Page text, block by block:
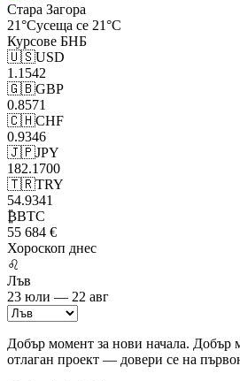
Стара Загора
21°Cусеща се 21°C
Курсове БНБ
🇺🇸USD
1.1542
🇬🇧GBP
0.8571
🇨🇭CHF
0.9346
🇯🇵JPY
182.1700
🇹🇷TRY
54.9341
₿BTC
55 684 €
Хороскоп днес
♌
Лъв
23 юли — 22 авг
Добър момент за нови начала.
отлаган проект — довери се на